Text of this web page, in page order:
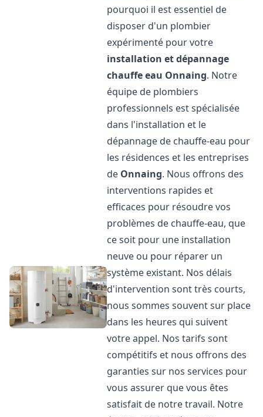
pourquoi il est essentiel de
disposer d'un plombier
expérimenté pour votre
installation et dépannage
chauffe eau Onnaing. Notre
équipe de plombiers
professionnels est spécialisée
dans l'installation et le
dépannage de chauffe-eau pour
les résidences et les entreprises
de Onnaing. Nous offrons des
interventions rapides et
efficaces pour résoudre vos
problèmes de chauffe-eau, que
ce soit pour une installation
neuve ou pour réparer un
système existant. Nos délais
d'intervention sont très courts,
nous sommes souvent sur place
dans les heures qui suivent
votre appel. Nos tarifs sont
compétitifs et nous offrons des
garanties sur nos services pour
vous assurer que vous êtes
satisfait de notre travail. Notre